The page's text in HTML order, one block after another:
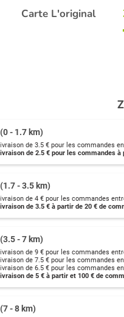
Carte L'original
- 1.7 km)
de 3.5 € pour les commandes
de 2.5 € pour les commandes à
- 3.5 km)
de 4 € pour les commandes
de 3.5 € à partir de 20 € de
- 7 km)
de 9 € pour les commandes
de 7.5 € pour les commandes
de 6.5 € pour les commandes
de 5 € à partir et 100 € de
- 8 km)